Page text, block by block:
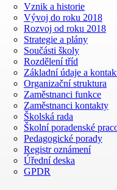
Vznik a historie
Vývoj do roku 2018
Rozvoj od roku 2018
Strategie a plány
Součásti školy
Rozdělení tříd
Základní údaje a
Organizační struktura
Zaměstnanci funkce
Zaměstnanci kontakty
Školská rada
Školní poradenské
Pedagogické porady
Registr oznámení
Úřední deska
GPDR